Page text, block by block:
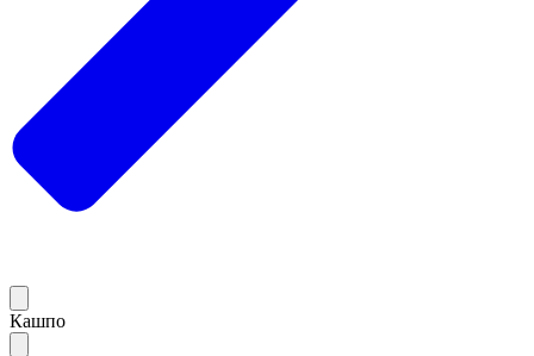
Кашпо